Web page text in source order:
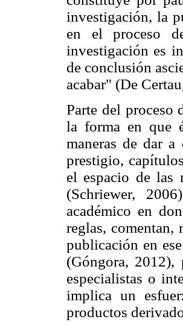
investigación, la
en el proceso
investigación es
de conclusión
acabar" (De
Parte del proceso
la forma en que
maneras de dar
prestigio,
el espacio de las
(Schriewer,
académico en
reglas, comentan,
publicación en
(Góngora,
especialistas o
implica un
productos